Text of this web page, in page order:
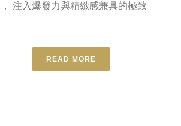
注入爆發力與精緻感兼具的極致
READ MORE